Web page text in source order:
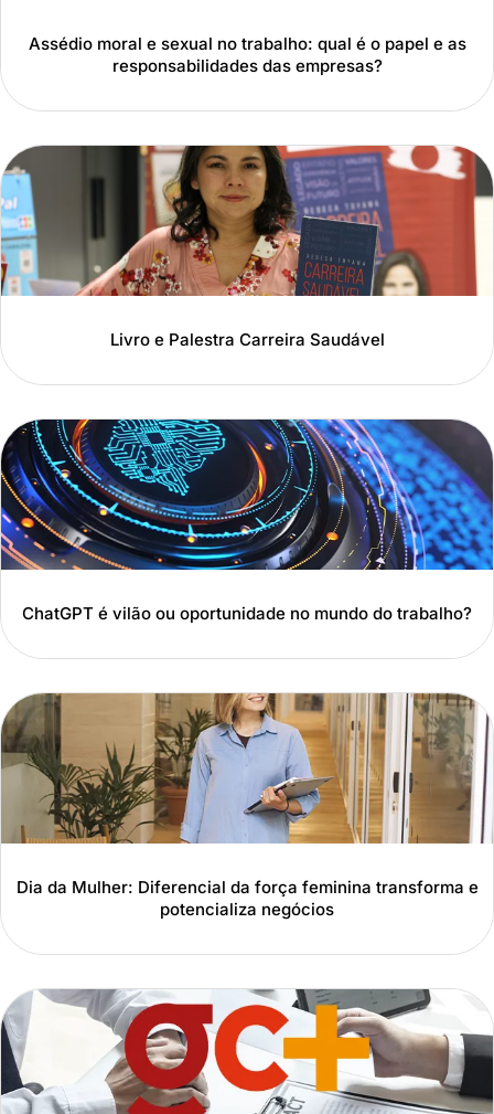
Assédio moral e sexual no trabalho: qual é o papel e as
responsabilidades das empresas?
Livro e Palestra Carreira Saudável
ChatGPT é vilão ou oportunidade no mundo do trabalho?
Dia da Mulher: Diferencial da força feminina transforma e
potencializa negócios